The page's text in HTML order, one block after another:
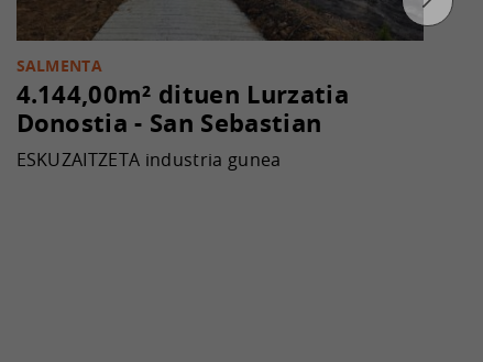
SALMENTA
4.144,00m² dituen Lurzatia
Donostia - San Sebastian
ESKUZAITZETA industria gunea